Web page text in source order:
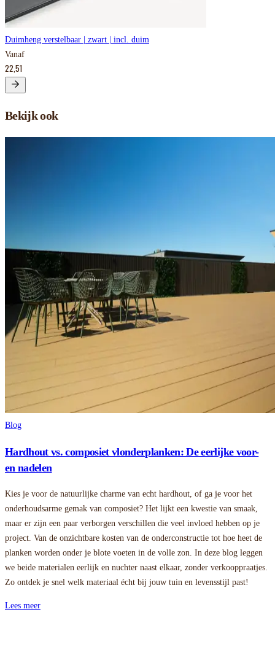
Duimheng verstelbaar | zwart | incl. duim
Vanaf
22,51
Bekijk ook
Blog
Hardhout vs. composiet vlonderplanken: De eerlijke voor-
en nadelen
Kies je voor de natuurlijke charme van echt hardhout, of ga je voor het
onderhoudsarme gemak van composiet? Het lijkt een kwestie van smaak,
maar er zijn een paar verborgen verschillen die veel invloed hebben op je
project. Van de onzichtbare kosten van de onderconstructie tot hoe heet de
planken worden onder je blote voeten in de volle zon. In deze blog leggen
we beide materialen eerlijk en nuchter naast elkaar, zonder verkooppraatjes.
Zo ontdek je snel welk materiaal écht bij jouw tuin en levensstijl past!
Lees meer